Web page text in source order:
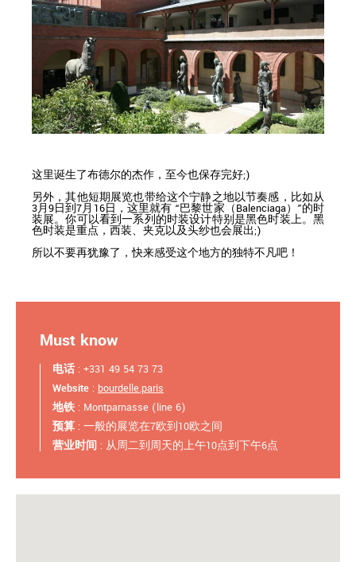
这里诞生了布德尔的杰作，至今也保存完好;)
另外，其他短期展览也带给这个宁静之地以节奏感，比如从
3月9日到7月16日，这里就有 “巴黎世家（Balenciaga）”的时
装展。你可以看到一系列的时装设计特别是黑色时装上。黑
色时装是重点，西装、夹克以及头纱也会展出;)
所以不要再犹豫了，快来感受这个地方的独特不凡吧！
Must know
电话 : +331 49 54 73 73
Website : bourdelle.paris
地铁 : Montparnasse (line 6)
预算 : 一般的展览在7欧到10欧之间
营业时间 : 从周二到周天的上午10点到下午6点